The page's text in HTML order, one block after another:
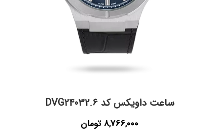
ساعت داویکس کد DVG24032.6
8,766,000 تومان